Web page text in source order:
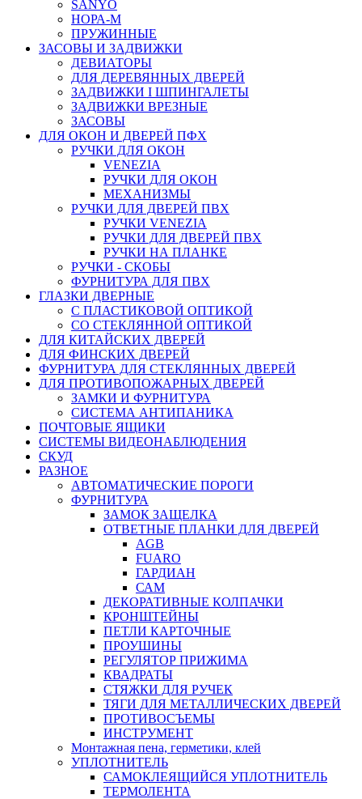
SANYO
НОРА-М
ПРУЖИННЫЕ
ЗАСОВЫ И ЗАДВИЖКИ
ДЕВИАТОРЫ
ДЛЯ ДЕРЕВЯННЫХ ДВЕРЕЙ
ЗАДВИЖКИ I ШПИНГАЛЕТЫ
ЗАДВИЖКИ ВРЕЗНЫЕ
ЗАСОВЫ
ДЛЯ ОКОН И ДВЕРЕЙ ПФХ
РУЧКИ ДЛЯ ОКОН
VENEZIA
РУЧКИ ДЛЯ ОКОН
МЕХАНИЗМЫ
РУЧКИ ДЛЯ ДВЕРЕЙ ПВХ
РУЧКИ VENEZIA
РУЧКИ ДЛЯ ДВЕРЕЙ ПВХ
РУЧКИ НА ПЛАНКЕ
РУЧКИ - СКОБЫ
ФУРНИТУРА ДЛЯ ПВХ
ГЛАЗКИ ДВЕРНЫЕ
С ПЛАСТИКОВОЙ ОПТИКОЙ
СО СТЕКЛЯННОЙ ОПТИКОЙ
ДЛЯ КИТАЙСКИХ ДВЕРЕЙ
ДЛЯ ФИНСКИХ ДВЕРЕЙ
ФУРНИТУРА ДЛЯ СТЕКЛЯННЫХ ДВЕРЕЙ
ДЛЯ ПРОТИВОПОЖАРНЫХ ДВЕРЕЙ
ЗАМКИ И ФУРНИТУРА
СИСТЕМА АНТИПАНИКА
ПОЧТОВЫЕ ЯЩИКИ
СИСТЕМЫ ВИДЕОНАБЛЮДЕНИЯ
СКУД
РАЗНОЕ
АВТОМАТИЧЕСКИЕ ПОРОГИ
ФУРНИТУРА
ЗАМОК ЗАЩЕЛКА
ОТВЕТНЫЕ ПЛАНКИ ДЛЯ ДВЕРЕЙ
AGB
FUARO
ГАРДИАН
САМ
ДЕКОРАТИВНЫЕ КОЛПАЧКИ
КРОНШТЕЙНЫ
ПЕТЛИ КАРТОЧНЫЕ
ПРОУШИНЫ
РЕГУЛЯТОР ПРИЖИМА
КВАДРАТЫ
СТЯЖКИ ДЛЯ РУЧЕК
ТЯГИ ДЛЯ МЕТАЛЛИЧЕСКИХ ДВЕРЕЙ
ПРОТИВОСЪЕМЫ
ИНСТРУМЕНТ
Монтажная пена, герметики, клей
УПЛОТНИТЕЛЬ
САМОКЛЕЯЩИЙСЯ УПЛОТНИТЕЛЬ
ТЕРМОЛЕНТА